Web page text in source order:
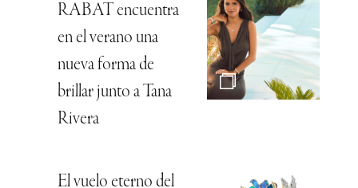
RABAT encuentra
en el verano una
nueva forma de
brillar junto a Tana
Rivera
El vuelo eterno del